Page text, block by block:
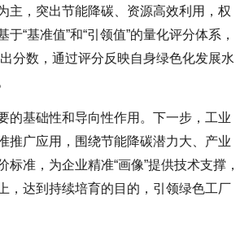
主，突出节能降碳、资源高效利用，权
“基准值”和“引领值”的量化评分体系，
分数，通过评分反映自身绿色化发展水
的基础性和导向性作用。下一步，工业
推广应用，围绕节能降碳潜力大、产业
准，为企业精准“画像”提供技术支撑，
，达到持续培育的目的，引领绿色工厂